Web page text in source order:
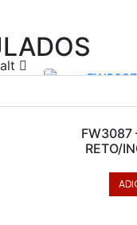
FW3087
RETO/